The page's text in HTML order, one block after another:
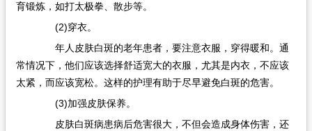
育锻炼，如打太极拳、散步等。
(2)穿衣。
年人皮肤白斑的老年患者，要注意衣服，穿得暖和。通
常情况下，他们应该选择舒适宽大的衣服，尤其是内衣，不应该
太紧，而应该宽松。这样的护理有助于尽早避免白斑的危害。
(3)加强皮肤保养。
皮肤白斑病患病后危害很大，不但会造成身体伤害，还